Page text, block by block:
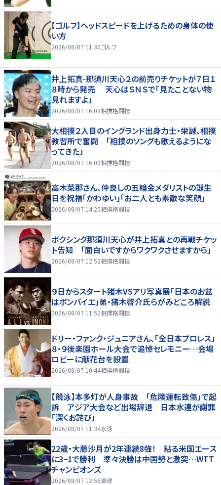
【ゴルフ】ヘッドスピードを上げるための身体の使
い方
2026/08/07 11:30ゴルフ
井上拓真-那須川天心２の前売りチケットが７日１
８時から発売 天心はＳＮＳで「見たことない物
見れますよ」
2026/08/07 16:03相撲格闘技
大相撲２人目のイングランド出身力士・栄誠、相撲
教習所で奮闘 「相撲のソングも歌えるようにな
ってきた」
2026/08/07 16:00相撲格闘技
高木菜那さん、仲良しの五輪金メダリストの誕生
日を祝福「かわゆい」「お二人とも素敵な笑顔」
2026/08/07 14:20相撲格闘技
ボクシング那須川天心が井上拓真との再戦チケッ
ト告知 「面白いですからワクワクさせますから」
2026/08/07 12:52相撲格闘技
９日からスタート猪木VSアリ写真展「日本のお盆
はボンバイエ」弟・猪木啓介氏らがみどころ解説
2026/08/07 11:52相撲格闘技
ドリー・ファンク・ジュニアさん、「全日本プロレス」
８・９後楽園ホール大会で追悼セレモニー…会場
ロビーに献花台を設置
2026/08/07 10:44相撲格闘技
【競泳】本多灯が人身事故 「危険運転致傷」で起
訴 アジア大会など出場辞退 日本水連が謝罪
「深くお詫び」
2026/08/07 11:34水泳
22歳・大藤沙月が2年連続8強！ 粘る米国エース
に3−1で勝利 準々決勝は中国勢と激突…WTT
チャンピオンズ
2026/08/07 12:56卓球